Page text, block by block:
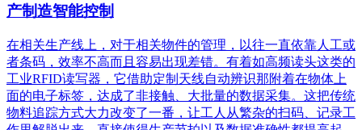
产制造智能控制
在相关生产线上，对于相关物件的管理，以往一直依靠人工或
者条码，效率不高而且容易出现差错。有着如高频读头这类的
工业RFID读写器，它借助定制天线自动辨识那附着在物体上
面的电子标签，达成了非接触、大批量的数据采集。这把传统
物料追踪方式大力改变了一番，让工人从繁杂的扫码、记录工